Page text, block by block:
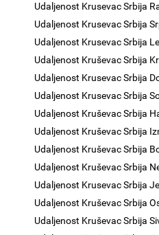
Udaljenost Krusevac Srbija
Udaljenost Krusevac Srbija
Udaljenost Krusevac Srbija
Udaljenost Kruševac Srbija
Udaljenost Krusevac Srbija
Udaljenost Krusevac Srbija
Udaljenost Kruševac Srbija
Udaljenost Kruševac Srbija
Udaljenost Kruševac Srbija
Udaljenost Kruševac Srbija
Udaljenost Krusevac Srbija
Udaljenost Kruševac Srbija
Udaljenost Kruševac Srbija